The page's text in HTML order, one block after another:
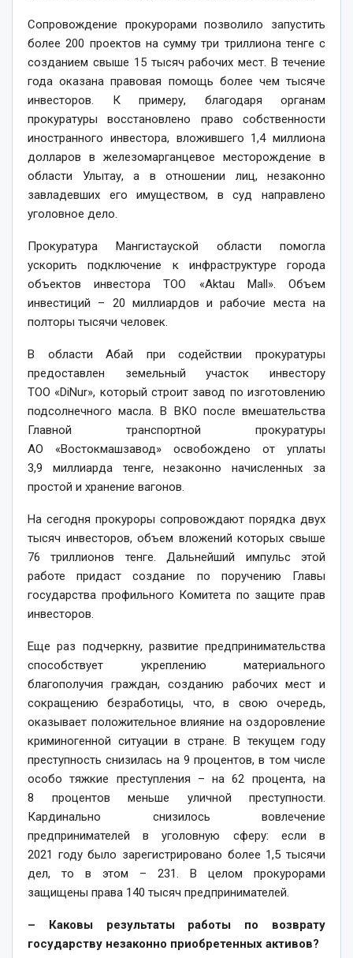
Сопровождение прокурорами позволило запустить
более 200 проектов на сумму три триллиона тенге с
созданием свыше 15 тысяч рабочих мест. В течение
года оказана правовая помощь более чем тысяче
инвесторов. К примеру, благодаря органам
прокуратуры восстановлено право собственности
иностранного инвестора, вложившего 1,4 миллиона
долларов в железомарганцевое месторождение в
области Улытау, а в отношении лиц, незаконно
завладевших его имуществом, в суд направлено
уголовное дело.
Прокуратура Мангистауской области помогла
ускорить подключение к инфраструктуре города
объектов инвестора ТОО «Aktau Mall». Объем
инвестиций – 20 миллиардов и рабочие места на
полторы тысячи человек.
В области Абай при содействии прокуратуры
предоставлен земельный участок инвес­тору
ТОО «DiNur», который строит завод по изготовлению
подсолнечного масла. В ВКО после вмешательства
Главной транспортной прокуратуры
АО «Востокмашзавод» освобож­дено от уплаты
3,9 миллиарда тенге, незаконно начисленных за
простой и хранение вагонов.
На сегодня прокуроры сопровождают порядка двух
тысяч инвесторов, объем вложений которых свыше
76 триллионов тенге. Дальнейший импульс этой
работе придаст создание по поручению Главы
государства профильного Комитета по защите прав
инвесторов.
Еще раз подчеркну, развитие предпринимательства
способствует укреплению материального
благополучия граждан, созданию рабочих мест и
сок­ращению безработицы, что, в свою очередь,
оказывает положительное влияние на оздоровление
криминогенной ситуации в стране. В текущем году
преступность снизилась на 9 процентов, в том числе
особо тяжкие преступления – на 62 процента, на
8 процентов меньше уличной преступности.
Кардинально снизилось вовлечение
предпринимателей в уголовную сферу: если в
2021 году было зарегистрировано более 1,5 тысячи
дел, то в этом – 231. В целом прокурорами
защищены права 140 тысяч предпринимателей.
– Каковы результаты работы по возврату
государству незаконно приобретенных активов?